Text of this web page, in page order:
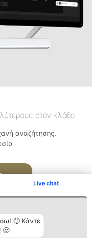
Live chat
🙂 Κάντε
🙂
στον κλάδο
αναζήτησης.